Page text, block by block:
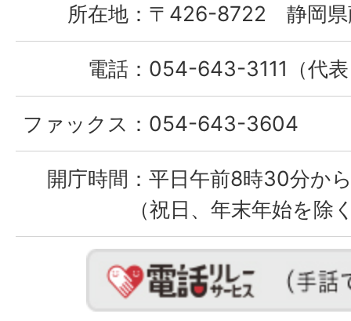
所在地： 〒426-8722 静岡県
電話： 054-643-3111（代
ファックス： 054-643-3604
開庁時間： 平日午前8時30分か
（祝日、年末年始を除